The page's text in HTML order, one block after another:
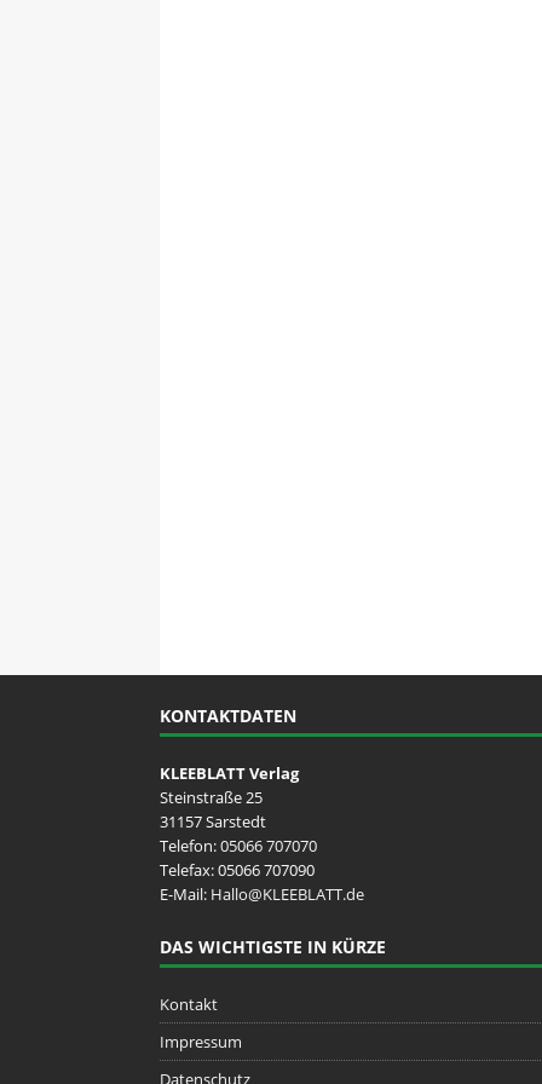
KONTAKTDATEN
KLEEBLATT Verlag
Steinstraße 25
31157 Sarstedt
Telefon:05066 707070
Telefax: 05066 707090
E-Mail: Hallo@KLEEBLATT.de
DAS WICHTIGSTE IN KÜRZE
Kontakt
Impressum
Datenschutz